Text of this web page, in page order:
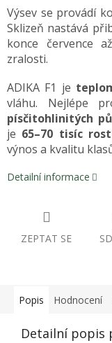
Výsev se provádí
Sklizeň nastává
konce července
zralosti.
ADIKA F1 je
vláhu. Nejlépe
písčitohlinitých
je 65–70 tisíc
výnos a kvalitu
Detailní informace
ZEPTAT SE
Popis Hodnocení
Detailní popis